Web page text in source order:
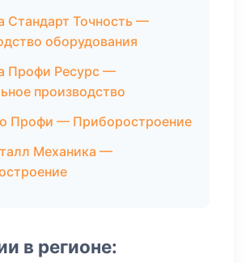
Стандарт Точность —
оборудования
Профи Ресурс —
производство
Профи — Приборостроение
Механика —
в регионе: